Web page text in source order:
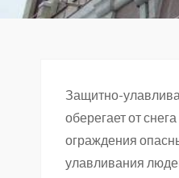
Защитно-
оберегает от
ограждения
улавливания